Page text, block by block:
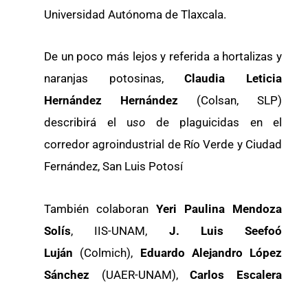
Universidad Autónoma de Tlaxcala.
De un poco más lejos y referida a hortalizas y
naranjas potosinas,Claudia Leticia
Hernández Hernández (Colsan, SLP)
describirá el uso de plaguicidas en el
corredor agroindustrial de Río Verde y Ciudad
Fernández, San Luis Potosí
También colaboran Yeri Paulina Mendoza
Solís, IIS-UNAM, J. Luis Seefoó
Luján (Colmich), Eduardo Alejandro López
Sánchez (UAER-UNAM),Carlos Escalera